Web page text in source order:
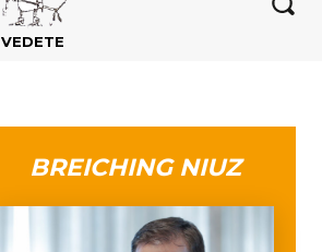
VEDETE
BREICHING NIUZ